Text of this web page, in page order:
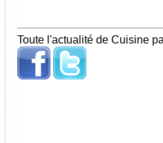
Toute l'actualité de Cuisine